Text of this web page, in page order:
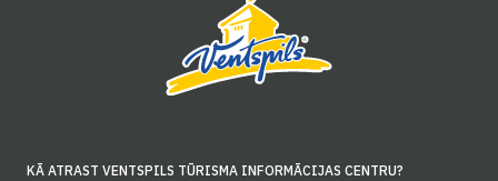
KĀ ATRAST VENTSPILS TŪRISMA INFORMĀCIJAS CENTRU?